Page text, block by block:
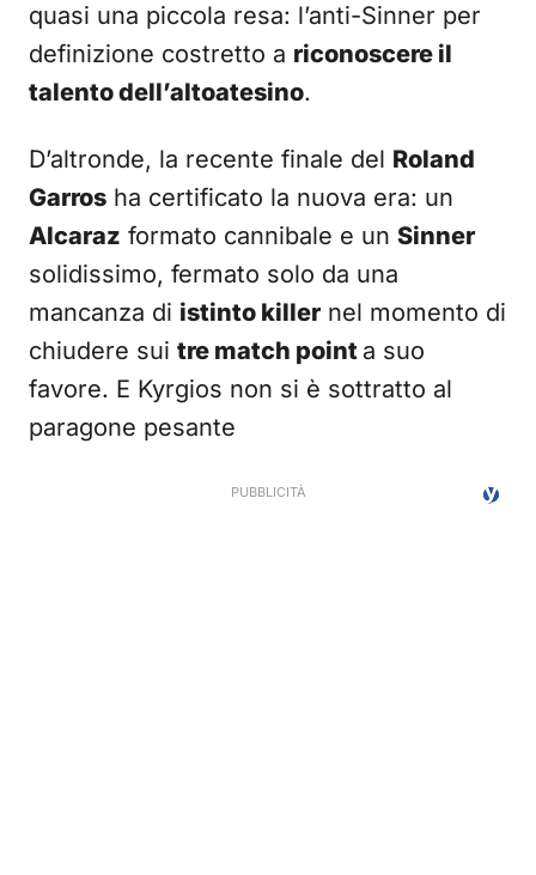
quasi una piccola resa: l’anti-Sinner per
definizione costretto a riconoscere il
talento dell’altoatesino.
D’altronde, la recente finale del Roland
Garros ha certificato la nuova era: un
Alcaraz formato cannibale e un Sinner
solidissimo, fermato solo da una
mancanza di istinto killer nel momento di
chiudere sui tre match point a suo
favore. E Kyrgios non si è sottratto al
paragone pesante